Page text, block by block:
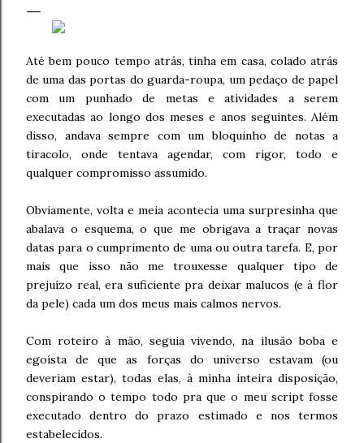
Até bem pouco tempo atrás, tinha em casa, colado atrás
de uma das portas do guarda-roupa, um pedaço de papel
com um punhado de metas e atividades a serem
executadas ao longo dos meses e anos seguintes. Além
disso, andava sempre com um bloquinho de notas a
tiracolo, onde tentava agendar, com rigor, todo e
qualquer compromisso assumido.
Obviamente, volta e meia acontecia uma surpresinha que
abalava o esquema, o que me obrigava a traçar novas
datas para o cumprimento de uma ou outra tarefa. E, por
mais que isso não me trouxesse qualquer tipo de
prejuízo real, era suficiente pra deixar malucos (e à flor
da pele) cada um dos meus mais calmos nervos.
Com roteiro à mão, seguia vivendo, na ilusão boba e
egoísta de que as forças do universo estavam (ou
deveriam estar), todas elas, à minha inteira disposição,
conspirando o tempo todo pra que o meu script fosse
executado dentro do prazo estimado e nos termos
estabelecidos.